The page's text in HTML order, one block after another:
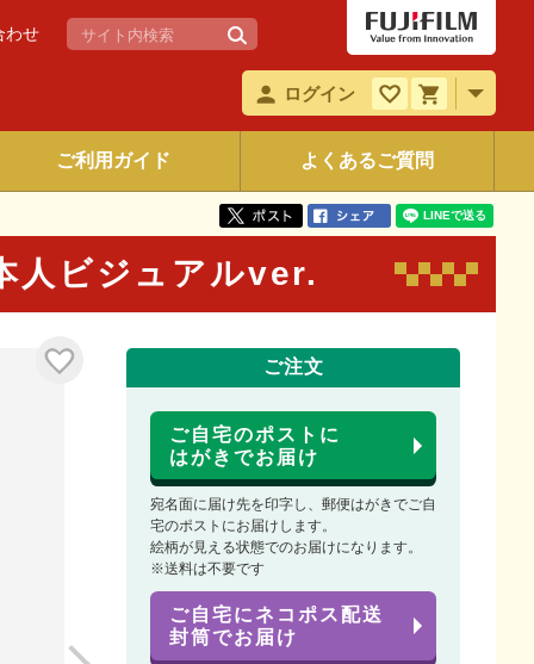
わせ
ログイン
ご利用ガイド よくあるご質問
人ビジュアルver.
ご注文
ご自宅のポストに
はがきでお届け
宛名面に届け先を印字し、郵便はがきでご自
宅のポストにお届けします。
絵柄が見える状態でのお届けになります。
※送料は不要です
ご自宅にネコポス配送
封筒でお届け